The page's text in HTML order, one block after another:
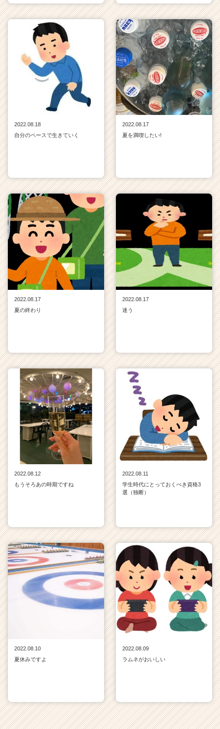
2022.08.18
自分のペースで生きていく
2022.08.17
夏を満喫したい!
2022.08.17
夏の終わり
2022.08.17
迷う
2022.08.12
もうそろあの時期ですね
2022.08.11
学生時代にとっておくべき資格3
選（独断）
2022.08.10
夏休みですよ
2022.08.09
ラムネがおいしい